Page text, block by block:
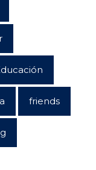
friends